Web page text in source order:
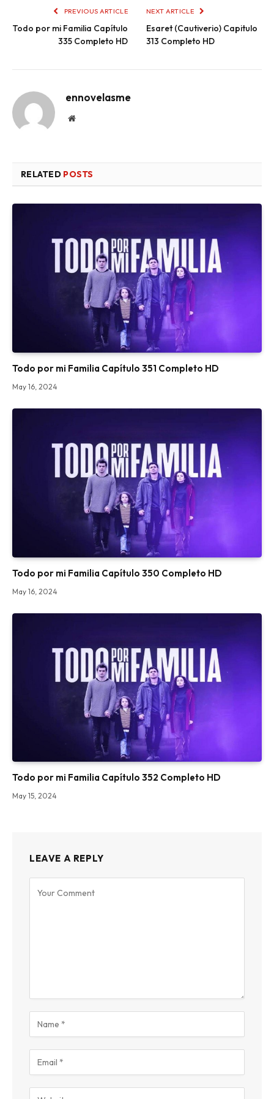
PREVIOUS ARTICLE
Todo por mi Familia Capítulo
335 Completo HD
NEXT ARTICLE
Esaret (Cautiverio) Capitulo
313 Completo HD
ennovelasme
Website
RELATED POSTS
Todo por mi Familia Capítulo 351 Completo HD
May 16, 2024
Todo por mi Familia Capítulo 350 Completo HD
May 16, 2024
Todo por mi Familia Capítulo 352 Completo HD
May 15, 2024
LEAVE A REPLY